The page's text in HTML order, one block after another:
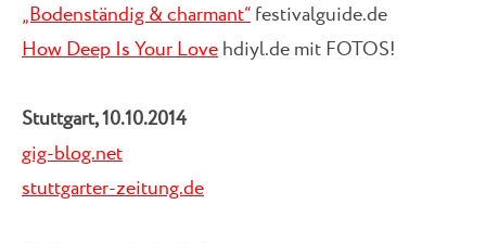
„Bodenständig & charmant“festivalguide.de
How Deep Is Your Lovehdiyl.de mit FOTOS!
Stuttgart, 10.10.2014
gig-blog.net
stuttgarter-zeitung.de